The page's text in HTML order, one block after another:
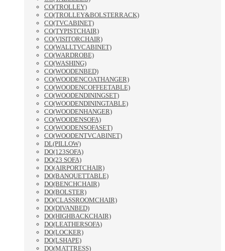
CO(TROLLEY)
CO(TROLLEY&BOLSTERRACK)
CO(TVCABINET)
CO(TYPISTCHAIR)
CO(VISITORCHAIR)
CO(WALLTVCABINET)
CO(WARDROBE)
CO(WASHING)
CO(WOODENBED)
CO(WOODENCOATHANGER)
CO(WOODENCOFFEETABLE)
CO(WOODENDININGSET)
CO(WOODENDININGTABLE)
CO(WOODENHANGER)
CO(WOODENSOFA)
CO(WOODENSOFASET)
CO(WOODENTVCABINET)
DL(PILLOW)
DO(123SOFA)
DO(23 SOFA)
DO(AIRPORTCHAIR)
DO(BANQUETTABLE)
DO(BENCHCHAIR)
DO(BOLSTER)
DO(CLASSROOMCHAIR)
DO(DIVANBED)
DO(HIGHBACKCHAIR)
DO(LEATHERSOFA)
DO(LOCKER)
DO(LSHAPE)
DO(MATTRESS)